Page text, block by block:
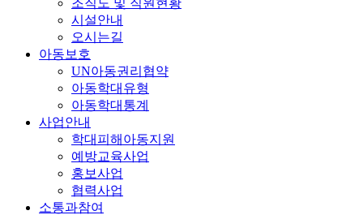
조직도 및 직원현황
시설안내
오시는길
아동보호
UN아동권리협약
아동학대유형
아동학대통계
사업안내
학대피해아동지원
예방교육사업
홍보사업
협력사업
소통과참여